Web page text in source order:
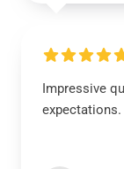
Impressive
expectations.